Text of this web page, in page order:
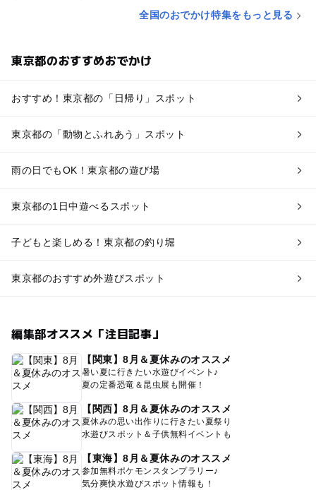
全国のおでかけ特集をもっと見る
東京都のおすすめおでかけ
おすすめ！東京都の「日帰り」スポット
東京都の「動物とふれあう」スポット
雨の日でもOK！東京都の遊び場
東京都の1日中遊べるスポット
子どもと楽しめる！東京都の釣り堀
東京都のおすすめ外遊びスポット
編集部オススメ「注目記事」
【関東】8月＆夏休みのオススメ
暑い夏に行きたい水遊びイベント♪
夏の定番恐竜＆昆虫展も開催！
【関西】8月＆夏休みのオススメ
夏休みの思い出作りに行きたい夏祭り
水遊びスポット＆子供無料イベントも
【東海】8月＆夏休みのオススメ
参加無料ポケモンスタンプラリー♪
気分爽快水遊びスポット情報も！